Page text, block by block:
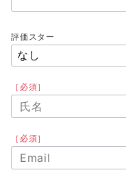
評価スター
［必須］
［必須］